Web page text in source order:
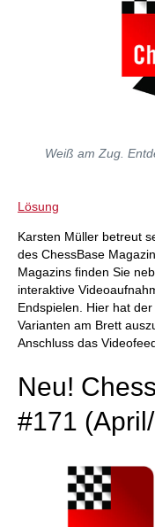
Weiß am Zug.
Lösung
Karsten Müller betreut
des ChessBase
Magazins finden Sie
interaktive
Endspielen. Hier hat
Varianten am Brett
Anschluss das
Neu!
#171